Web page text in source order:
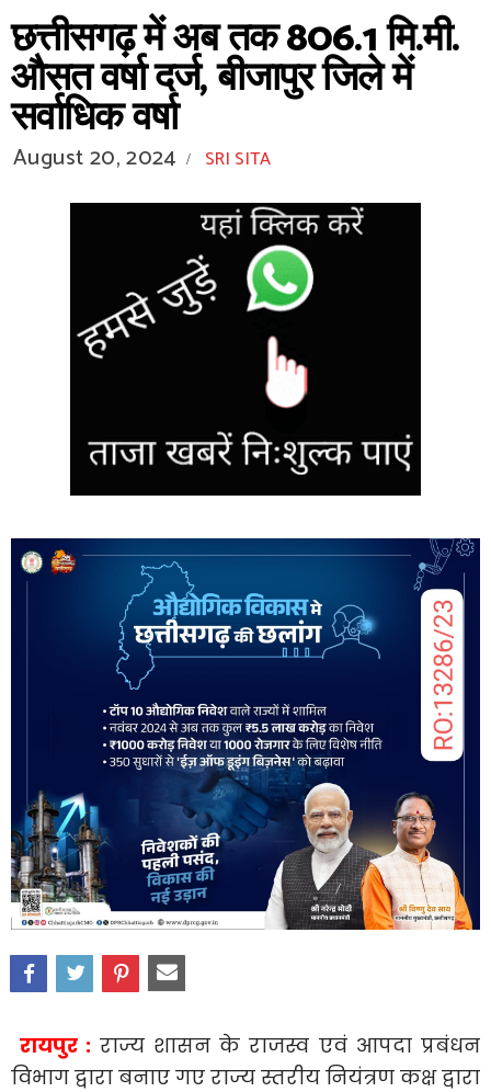
छत्तीसगढ़ में अब तक 806.1 मि.मी.
औसत वर्षा दर्ज, बीजापुर जिले में
सर्वाधिक वर्षा
August 20, 2024 / SRI SITA
रायपुर : राज्य शासन के राजस्व एवं आपदा प्रबंधन
विभाग द्वारा बनाए गए राज्य स्तरीय नियंत्रण कक्ष द्वारा